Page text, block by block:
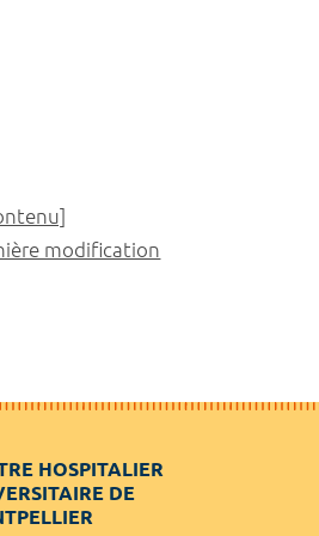
modification
HOSPITALIER
DE